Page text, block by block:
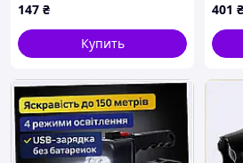
18650/2400 вбудований,
Black, IP44, USB,
147 ₴
Купить
401 ₴